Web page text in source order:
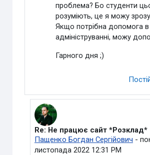
проблема? Бо студенти
розуміють, це я можу
Якщо потрібна допомога в
адмініструванні, можу
Гарного дня ;)
У відповідь на Видалений
Re: Не працює сайт *Розклад*
Пащенко Богдан Сергійович -
листопада 2022 12:31 PM